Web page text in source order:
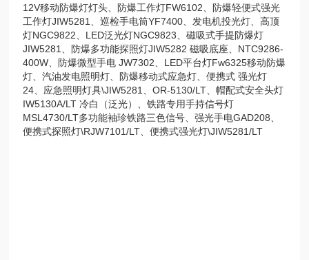
12V移动防爆灯灯头、防爆工作灯FW6102、防爆轻便式强光
工作灯JIW5281、巡检手电筒YF7400、发电机投光灯、高顶
灯NGC9822、LED泛光灯NGC9823、磁吸式手提防爆灯
JIW5281、防爆多功能探照灯JIW5282 磁吸底座、NTC9286-
400W、防爆微型手电 JW7302、LED平台灯Fw6325移动防爆
灯、汽油发电照明灯、防爆移动式应急灯、便携式 强光灯
24、应急照明灯具\JIW5281、OR-5130/LT、帽配式安全头灯
IW5130A/LT 冷白（泛光）、铁路专用手持信号灯
MSL4730/LT多功能袖珍铁路三色信号、强光手电GAD208、
便携式探照灯\RJW7101/LT、便携式强光灯\JIW5281/LT